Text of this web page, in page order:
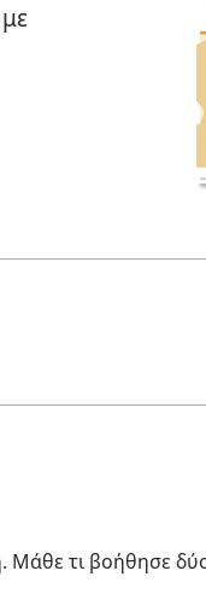
Μάθε τι βοήθησε